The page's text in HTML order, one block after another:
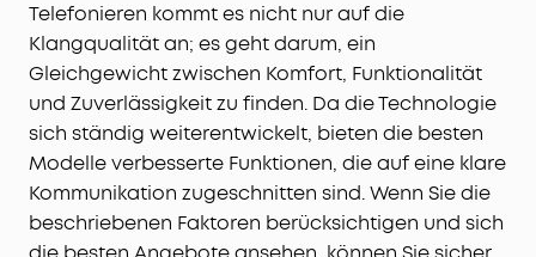
Telefonieren kommt es nicht nur auf die
Klangqualität an; es geht darum, ein
Gleichgewicht zwischen Komfort, Funktionalität
und Zuverlässigkeit zu finden. Da die Technologie
sich ständig weiterentwickelt, bieten die besten
Modelle verbesserte Funktionen, die auf eine klare
Kommunikation zugeschnitten sind. Wenn Sie die
beschriebenen Faktoren berücksichtigen und sich